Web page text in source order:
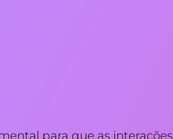
para que as interações